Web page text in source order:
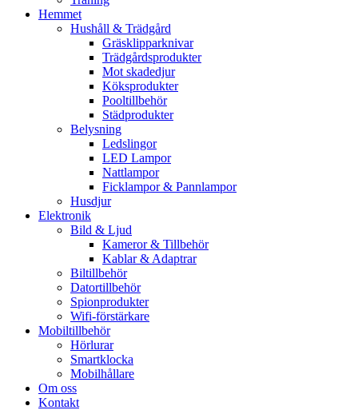
Hemmet
Hushåll & Trädgård
Gräsklipparknivar
Trädgårdsprodukter
Mot skadedjur
Köksprodukter
Pooltillbehör
Städprodukter
Belysning
Ledslingor
LED Lampor
Nattlampor
Ficklampor & Pannlampor
Husdjur
Elektronik
Bild & Ljud
Kameror & Tillbehör
Kablar & Adaptrar
Biltillbehör
Datortillbehör
Spionprodukter
Wifi-förstärkare
Mobiltillbehör
Hörlurar
Smartklocka
Mobilhållare
Om oss
Kontakt